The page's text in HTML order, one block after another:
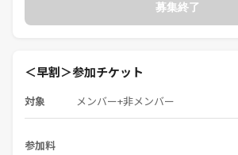
募集終了
＜早割＞参加チケット
対象 メンバー+非メンバー
参加料